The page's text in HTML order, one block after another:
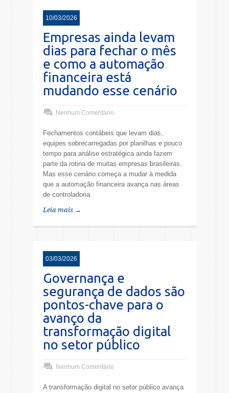
10/03/2026
Empresas ainda levam
dias para fechar o mês
e como a automação
financeira está
mudando esse cenário
Nenhum Comentário
Fechamentos contábeis que levam dias,
equipes sobrecarregadas por planilhas e pouco
tempo para análise estratégica ainda fazem
parte da rotina de muitas empresas brasileiras.
Mas esse cenário começa a mudar à medida
que a automação financeira avança nas áreas
de controladoria.
Leia mais →
03/03/2026
Governança e
segurança de dados são
pontos-chave para o
avanço da
transformação digital
no setor público
Nenhum Comentário
A transformação digital no setor público avança